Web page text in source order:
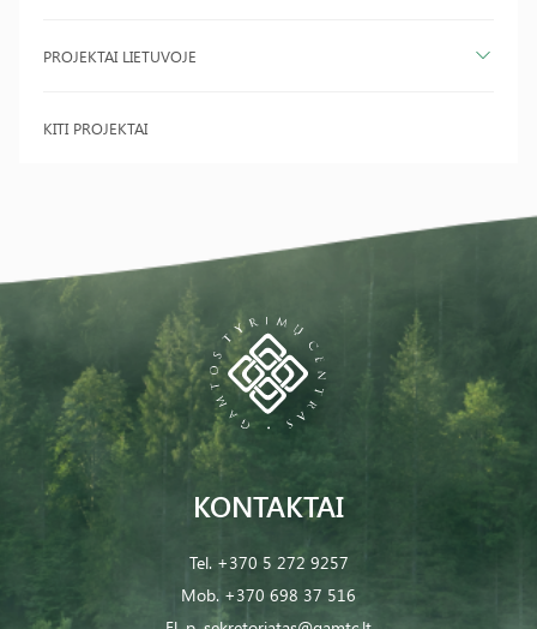
PROJEKTAI LIETUVOJE
KITI PROJEKTAI
KONTAKTAI
Tel. +370 5 272 9257
Mob. +370 698 37 516